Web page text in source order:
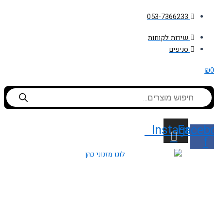
לתוכן
053-7366233
שירות לקוחות
סניפים
₪0
Products
search
f
Instagram